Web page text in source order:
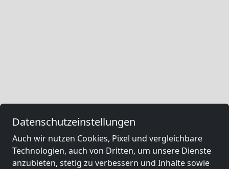
Datenschutzeinstellungen
Auch wir nutzen Cookies, Pixel und vergleichbare
Technologien, auch von Dritten, um unsere Dienste
anzubieten, stetig zu verbessern und Inhalte sowie